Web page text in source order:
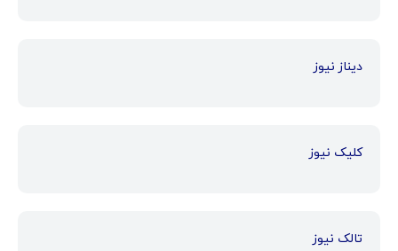
دیناز نیوز
کلیک نیوز
تالک نیوز